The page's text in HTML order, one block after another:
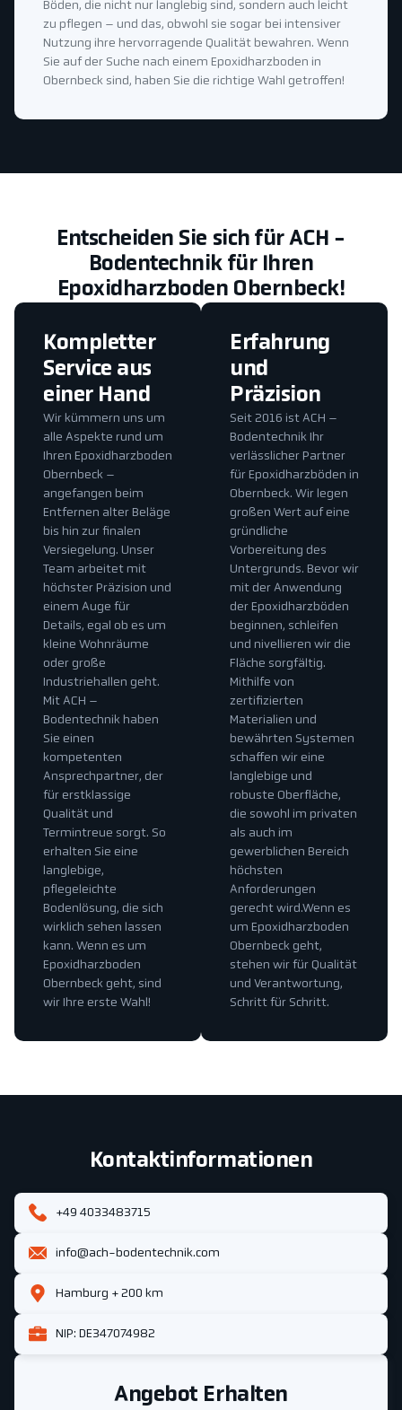
Böden, die nicht nur langlebig sind, sondern auch leicht
zu pflegen – und das, obwohl sie sogar bei intensiver
Nutzung ihre hervorragende Qualität bewahren. Wenn
Sie auf der Suche nach einem Epoxidharzboden in
Obernbeck sind, haben Sie die richtige Wahl getroffen!
Entscheiden Sie sich für ACH -
Bodentechnik für Ihren
Epoxidharzboden Obernbeck!
Erfahrung
und
Präzision
Seit 2016 ist ACH –
Bodentechnik Ihr
verlässlicher Partner
für Epoxidharzböden in
Obernbeck. Wir legen
großen Wert auf eine
gründliche
Vorbereitung des
Untergrunds. Bevor wir
mit der Anwendung
der Epoxidharzböden
beginnen, schleifen
und nivellieren wir die
Fläche sorgfältig.
Mithilfe von
zertifizierten
Materialien und
bewährten Systemen
schaffen wir eine
langlebige und
robuste Oberfläche,
die sowohl im privaten
als auch im
gewerblichen Bereich
höchsten
Anforderungen
gerecht wird.Wenn es
um Epoxidharzboden
Obernbeck geht,
stehen wir für Qualität
und Verantwortung,
Schritt für Schritt.
Kompletter
Service aus
einer Hand
Wir kümmern uns um
alle Aspekte rund um
Ihren Epoxidharzboden
Obernbeck –
angefangen beim
Entfernen alter Beläge
bis hin zur finalen
Versiegelung. Unser
Team arbeitet mit
höchster Präzision und
einem Auge für
Details, egal ob es um
kleine Wohnräume
oder große
Industriehallen geht.
Mit ACH –
Bodentechnik haben
Sie einen
kompetenten
Ansprechpartner, der
für erstklassige
Qualität und
Termintreue sorgt. So
erhalten Sie eine
langlebige,
pflegeleichte
Bodenlösung, die sich
wirklich sehen lassen
kann. Wenn es um
Epoxidharzboden
Obernbeck geht, sind
wir Ihre erste Wahl!
Angebot Erhalten
Kontaktinformationen
+49 4033483715
info@ach-bodentechnik.com
Hamburg + 200 km
NIP: DE347074982